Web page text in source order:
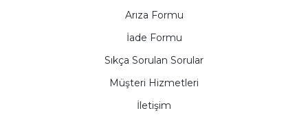
Arıza Formu
İade Formu
Sıkça Sorulan Sorular
Müşteri Hizmetleri
İletişim